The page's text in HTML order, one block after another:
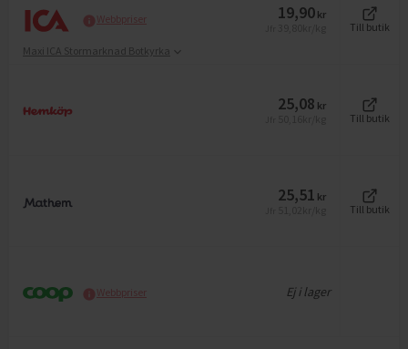
Webbpriser 19,90 kr
Till butik
Maxi ICA Stormarknad Botkyrka
25,08 kr
Till butik
25,51 kr
Till butik
Webbpriser Ej i lager